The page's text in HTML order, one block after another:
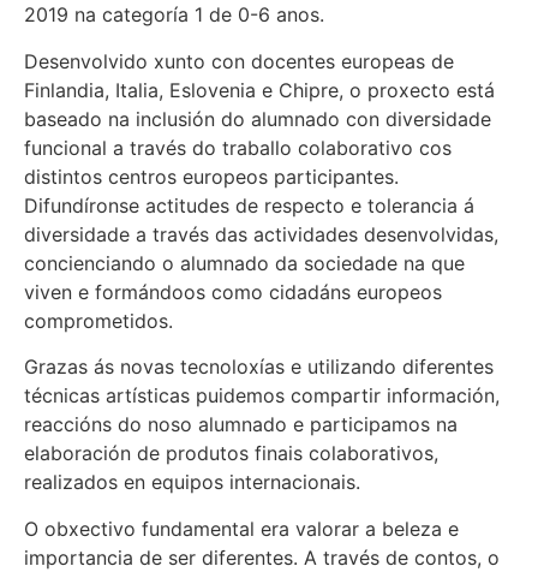
2019 na categoría 1 de 0-6 anos.
Desenvolvido xunto con docentes europeas de
Finlandia, Italia, Eslovenia e Chipre, o proxecto está
baseado na inclusión do alumnado con diversidade
funcional a través do traballo colaborativo cos
distintos centros europeos participantes.
Difundíronse actitudes de respecto e tolerancia á
diversidade a través das actividades desenvolvidas,
concienciando o alumnado da sociedade na que
viven e formándoos como cidadáns europeos
comprometidos.
Grazas ás novas tecnoloxías e utilizando diferentes
técnicas artísticas puidemos compartir información,
reaccións do noso alumnado e participamos na
elaboración de produtos finais colaborativos,
realizados en equipos internacionais.
O obxectivo fundamental era valorar a beleza e
importancia de ser diferentes. A través de contos, o